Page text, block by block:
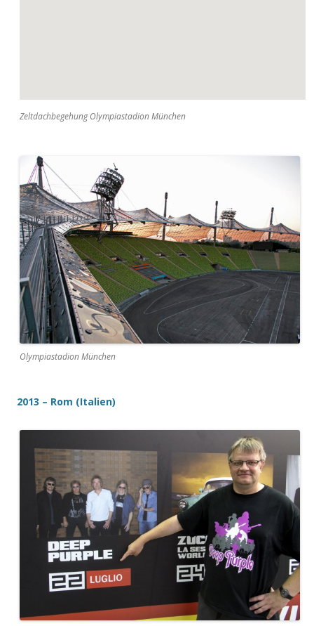
Zeltdachbegehung Olympiastadion München
Olympiastadion München
2013 – Rom (Italien)